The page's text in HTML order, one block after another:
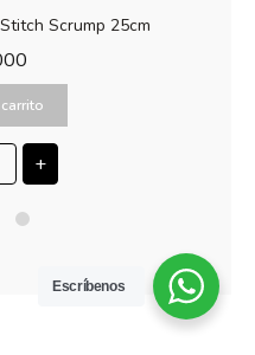
Scrump 25cm
+
Escríbenos